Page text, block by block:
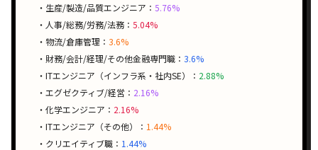
・生産/製造/品質エンジニア： 5.76%
・人事/総務/労務/法務： 5.04%
・物流/倉庫管理： 3.6%
・財務/会計/経理/その他金融専門職： 3.6%
・ITエンジニア（インフラ系・社内SE）： 2.88%
・エグゼクティブ/経営： 2.16%
・化学エンジニア： 2.16%
・ITエンジニア（その他）： 1.44%
・クリエイティブ職： 1.44%